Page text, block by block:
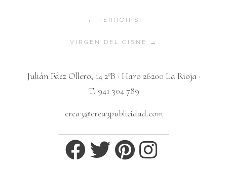
← TERROIRS
VIRGEN DEL CISNE →
Julián Fdez Ollero, 14 2ºB · Haro 26200 La Rioja ·
T. 941 304 789
crea3@crea3publicidad.com